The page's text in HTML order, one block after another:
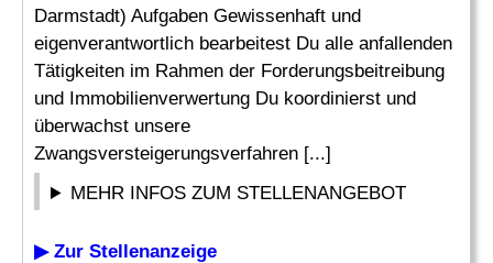
Darmstadt) Aufgaben Gewissenhaft und
eigenverantwortlich bearbeitest Du alle anfallenden
Tätigkeiten im Rahmen der Forderungsbeitreibung
und Immobilienverwertung Du koordinierst und
überwachst unsere
Zwangsversteigerungsverfahren [...]
MEHR INFOS ZUM STELLENANGEBOT
▶ Zur Stellenanzeige